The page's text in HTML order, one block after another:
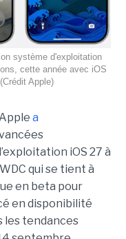
système d'exploitation
cette année avec iOS
Apple)
a
iOS 27 à
qui se tient à
en beta pour
en disponibilité
les tendances